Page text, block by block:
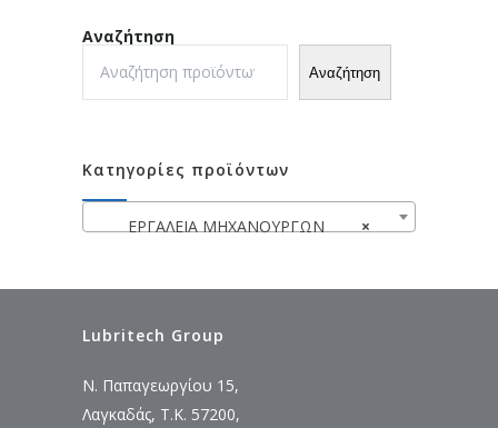
Αναζήτηση
Αναζήτηση
Κατηγορίες προϊόντων
×
ΕΡΓΑΛΕΙΑ ΜΗΧΑΝΟΥΡΓΩΝ
Lubritech Group
Ν. Παπαγεωργίου 15,
Λαγκαδάς, Τ.Κ. 57200,